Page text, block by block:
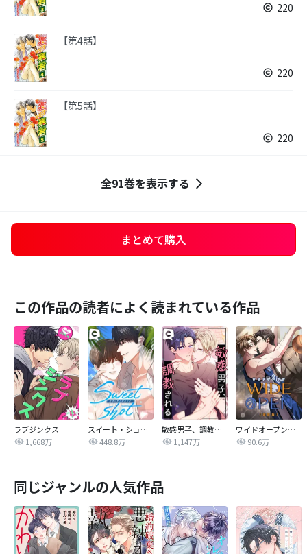
220
【第4話】
220
【第5話】
220
全91巻を表示する
まとめて購入
この作品の読者によく読まれている作品
ラブジンクス
1,668万
スイート・ショット
448.8万
敏感男子、調教される
1,147万
ワイドオープン【改訂版】
90.6万
同じジャンルの人気作品